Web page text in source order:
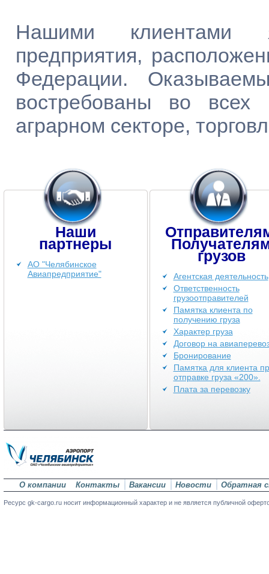
Нашими клиентами
предприятия,
Федерации.
востребованы во всех
аграрном секторе,
Наши
партнеры
АО "Челябинское
Авиапредприятие"
грузов
Агентская деятельность
Ответственность
грузоотправителей
Памятка клиента по
получению груза
Характер груза
Договор на
Бронирование
Памятка для клиента
отправке груза «200».
Плата за перевозку
О компании Контакты Вакансии Новости Обратная
Ресурс gk-cargo.ru носит информационный характер и не является публичной